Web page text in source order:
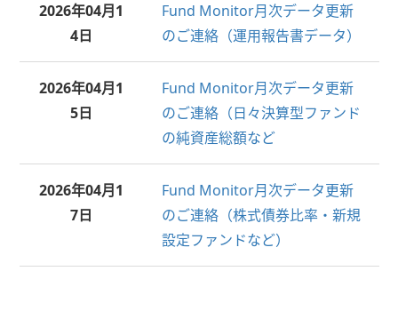
2026年04月1
4日
Fund Monitor月次データ更新
のご連絡（運用報告書データ）
2026年04月1
5日
Fund Monitor月次データ更新
のご連絡（日々決算型ファンド
の純資産総額など
2026年04月1
7日
Fund Monitor月次データ更新
のご連絡（株式債券比率・新規
設定ファンドなど）